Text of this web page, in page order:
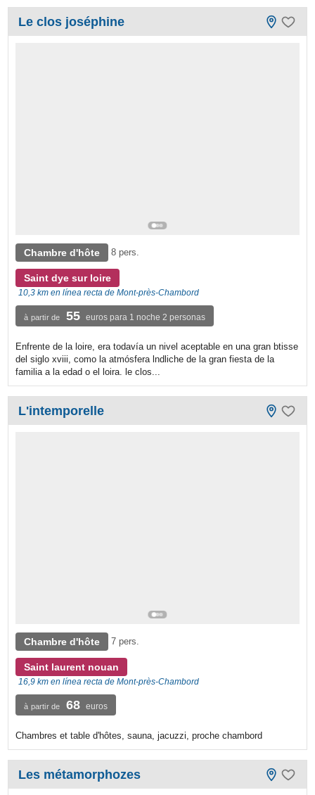
Le clos joséphine
Chambre d'hôte 8 pers.
Saint dye sur loire
10,3 km en línea recta de Mont-près-Chambord
à partir de 55 euros para 1 noche 2 personas
Enfrente de la loire, era todavía un nivel aceptable en una gran btisse
del siglo xviii, como la atmósfera lndliche de la gran fiesta de la
familia a la edad o el loira. le clos...
L'intemporelle
Chambre d'hôte 7 pers.
Saint laurent nouan
16,9 km en línea recta de Mont-près-Chambord
à partir de 68 euros
Chambres et table d'hôtes, sauna, jacuzzi, proche chambord
Les métamorphozes